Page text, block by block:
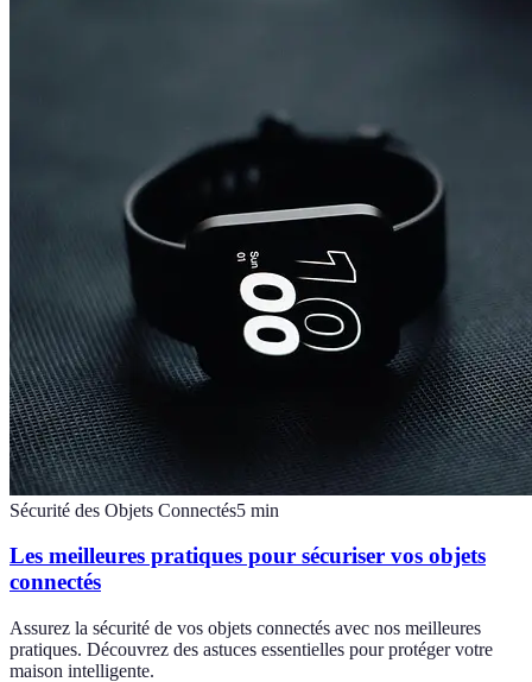
Sécurité des Objets Connectés5 min
Les meilleures pratiques pour sécuriser vos objets
connectés
Assurez la sécurité de vos objets connectés avec nos meilleures
pratiques. Découvrez des astuces essentielles pour protéger votre
maison intelligente.